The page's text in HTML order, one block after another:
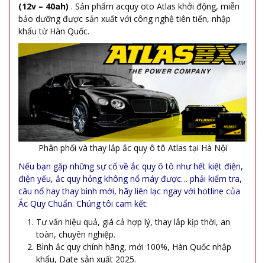
(12v – 40ah) . Sản phẩm acquy oto Atlas khởi động, miễn
bảo dưỡng được sản xuất với công nghệ tiên tiến, nhập
khẩu từ Hàn Quốc.
Phân phối và thay lắp ắc quy ô tô Atlas tại Hà Nội
Nếu bạn gặp những sự cố về ắc quy ô tô như hết kiệt điện,
điện yếu, ắc quy hỏng không nổ máy được… phải kiểm tra,
câu nổ hay thay bình mới, hãy liên lạc ngay với hotline của
Ắc Quy Chuẩn. Chúng tôi cam kết:
Tư vấn hiệu quả, giá cả hợp lý, thay lắp kịp thời, an
toàn, chuyên nghiệp.
Bình ắc quy chính hãng, mới 100%, Hàn Quốc nhập
khẩu, Date sản xuất 2025.